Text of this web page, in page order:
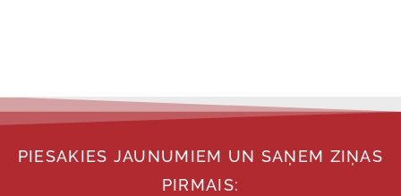
PIESAKIES JAUNUMIEM UN SAŅEM ZIŅAS
PIRMAIS: